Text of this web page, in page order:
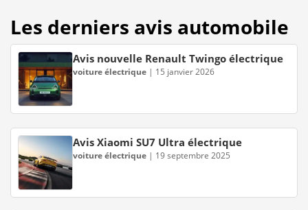
Les derniers avis automobile
Avis nouvelle Renault Twingo électrique
voiture électrique | 15 janvier 2026
Avis Xiaomi SU7 Ultra électrique
voiture électrique | 19 septembre 2025